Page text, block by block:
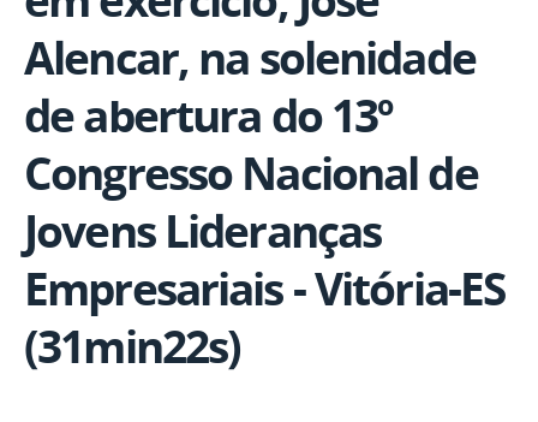
Alencar, na solenidade
de abertura do 13º
Congresso Nacional de
Jovens Lideranças
Empresariais - Vitória-ES
(31min22s)